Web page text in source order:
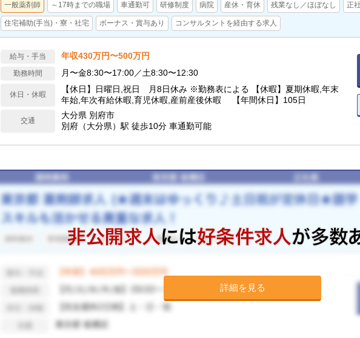
一般薬剤師 ～17時までの職場 車通勤可 研修制度 病院 産休・育休 残業なし／ほぼなし 正
住宅補助(手当)・寮・社宅 ボーナス・賞与あり コンサルタントを経由する求人
給与・手当 年収430万円〜500万円
勤務時間 月〜金8:30〜17:00／土8:30〜12:30
休日・休暇
【休日】日曜日,祝日 月8日休み ※勤務表による 【休暇】夏期休暇,年末
年始,年次有給休暇,育児休暇,産前産後休暇 【年間休日】105日
交通
大分県 別府市
別府（大分県）駅 徒歩10分 車通勤可能
詳細を見る